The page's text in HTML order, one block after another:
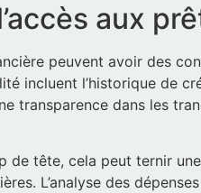
aux
peuvent avoir des
incluent l’historique de
transparence dans les
de tête, cela peut ternir
L’analyse des